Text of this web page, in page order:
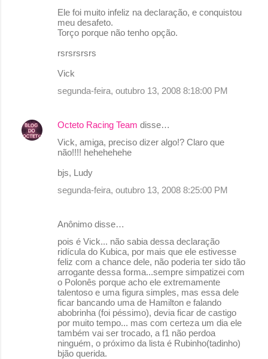
Ele foi muito infeliz na declaração, e conquistou
meu desafeto.
Torço porque não tenho opção.
rsrsrsrsrs
Vick
segunda-feira, outubro 13, 2008 8:18:00 PM
Octeto Racing Team disse…
Vick, amiga, preciso dizer algo!? Claro que
não!!!! hehehehehe
bjs, Ludy
segunda-feira, outubro 13, 2008 8:25:00 PM
Anônimo disse…
pois é Vick... não sabia dessa declaração
ridícula do Kubica, por mais que ele estivesse
feliz com a chance dele, não poderia ter sido tão
arrogante dessa forma...sempre simpatizei com
o Polonês porque acho ele extremamente
talentoso e uma figura simples, mas essa dele
ficar bancando uma de Hamilton e falando
abobrinha (foi péssimo), devia ficar de castigo
por muito tempo... mas com certeza um dia ele
também vai ser trocado, a f1 não perdoa
ninguém, o próximo da lista é Rubinho(tadinho)
bjão querida.